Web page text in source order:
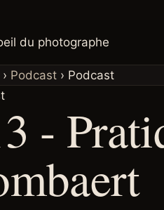
du photographe
› Podcast › Podcast
-